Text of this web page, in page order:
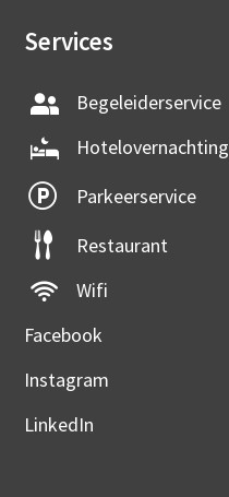
Services
Begeleiderservice
Hotelovernachting
Parkeerservice
Restaurant
Wifi
Facebook
Instagram
LinkedIn